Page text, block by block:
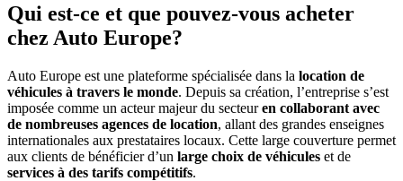
Qui est-ce et que pouvez-vous acheter
chez Auto Europe?
Auto Europe est une plateforme spécialisée dans la location de
véhicules à travers le monde. Depuis sa création, l’entreprise s’est
imposée comme un acteur majeur du secteuren collaborant avec
de nombreuses agences de location, allant des grandes enseignes
internationales aux prestataires locaux. Cette large couverture permet
aux clients de bénéficier d’un large choix de véhicules et de
services à des tarifs compétitifs.